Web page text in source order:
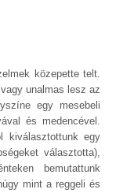
közepette telt.
unalmas lesz az
egy mesebeli
és medencével.
kiválasztottunk egy
választotta),
bemutattunk
mint a reggeli és